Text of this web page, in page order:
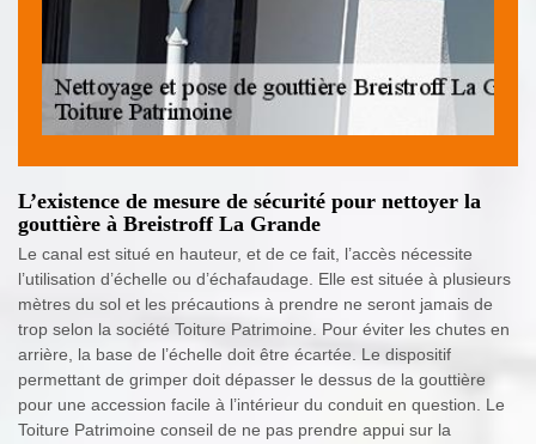
L’existence de mesure de sécurité pour nettoyer la
gouttière à Breistroff La Grande
Le canal est situé en hauteur, et de ce fait, l’accès nécessite
l’utilisation d’échelle ou d’échafaudage. Elle est située à plusieurs
mètres du sol et les précautions à prendre ne seront jamais de
trop selon la société Toiture Patrimoine. Pour éviter les chutes en
arrière, la base de l’échelle doit être écartée. Le dispositif
permettant de grimper doit dépasser le dessus de la gouttière
pour une accession facile à l’intérieur du conduit en question. Le
Toiture Patrimoine conseil de ne pas prendre appui sur la